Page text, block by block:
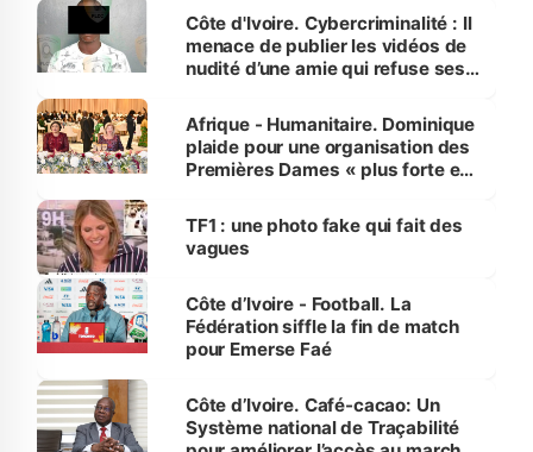
des Transports
Côte d'Ivoire. Cybercriminalité : Il
menace de publier les vidéos de
nudité d’une amie qui refuse ses
Afrique - Humanitaire. Dominique
plaide pour une organisation des
Premières Dames « plus forte et
sur la scène internationale »
TF1 : une photo fake qui fait des
vagues
Côte d’Ivoire - Football. La
Fédération siffle la fin de match
pour Emerse Faé
Côte d’Ivoire. Café-cacao: Un
Système national de Traçabilité